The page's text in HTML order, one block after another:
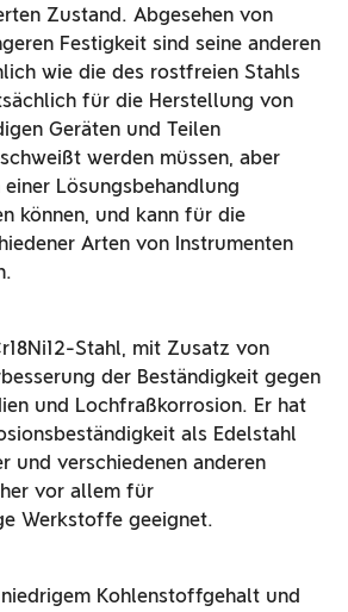
Zustand. Abgesehen von
Festigkeit sind seine anderen
wie die des rostfreien Stahls
für die Herstellung von
Geräten und Teilen
werden müssen, aber
Lösungsbehandlung
können, und kann für die
Arten von Instrumenten
Stahl, mit Zusatz von
der Beständigkeit gegen
und Lochfraßkorrosion. Er hat
als Edelstahl
und verschiedenen anderen
vor allem für
Werkstoffe geeignet.
Kohlenstoffgehalt und